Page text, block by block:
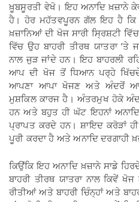
ਖ਼ੂਬਸੂਰਤੀ ਵੇਖੋ। ਇਹ ਅਨਾਦਿ
ਹੈ। ਹੋਰ ਮਹੱਤਵਪੂਰਨ ਗੱਲ ਇਹ ਹੈ ਕਿ
ਖ਼ਜ਼ਾਨਿਆਂ ਦੀ ਖੋਜ ਸਾਰੀ ਸ੍ਰਿਸ਼ਟੀ
ਵਿੱਚ ਉਹ ਬਾਹਰੀ ਤੀਰਥ ਯਾਤਰਾ ’ਤੇ
ਨਾਲ ਜੁੜ ਜਾਂਦੇ ਹਨ। ਇਹ ਬਾਹਰਲੀ
ਆਪ ਦੀ ਖੋਜ ਤੋਂ ਧਿਆਨ ਪਰ੍ਹੇ
ਆਪਣਾ ਆਪਾ ਖੋਜਣ ਅਤੇ ਅੰਦਰੋਂ
ਮੁਸ਼ਕਿਲ ਕਾਰਜ ਹੈ। ਅੰਤਰਮੁਖ ਹੋਕੇ
ਹਨ ਅਤੇ ਬਹੁਤ ਹੀ ਘੱਟ ਇਹਨਾਂ
ਪ੍ਰਾਪਤ ਕਰਦੇ ਹਨ। ਸ਼ਾਇਦ ਕਰੋੜਾਂ
ਪੂਰੀ ਕਰਦਾ ਹੈ ਅਤੇ ਅਨਾਦਿ ਦਰਗਾਹੀ
ਕਿਉਂਕਿ ਇਹ ਅਨਾਦਿ ਖ਼ਜ਼ਾਨੇ ਸਾਡੇ
ਬਾਹਰੀ ਤੀਰਥ ਯਾਤਰਾ ਨਾਲ ਕਿਵੇਂ
ਰੀਤੀਆਂ ਅਤੇ ਬਾਹਰੀ ਚਿੰਨ੍ਹਾਂ ਅਤੇ